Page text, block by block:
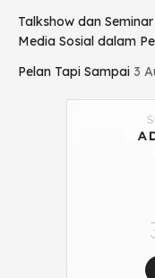
Talkshow dan
Media Sosial dalam
Pelan Tapi Sampai 3